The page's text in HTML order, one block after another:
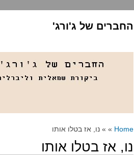
החברים של ג'ורג'
Home » » נו, אז בטלו אותו
נו, אז בטלו אותו